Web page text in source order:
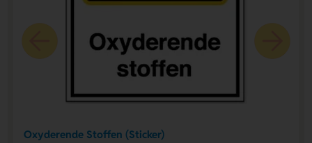
Oxyderende Stoffen (Sticker)